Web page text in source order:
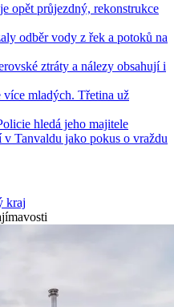
opět průjezdný, rekonstrukce
odběr vody z řek a potoků na
ztráty a nálezy obsahují i
mladých. Třetina už
hledá jeho majitele
Tanvaldu jako pokus o vraždu
kraj